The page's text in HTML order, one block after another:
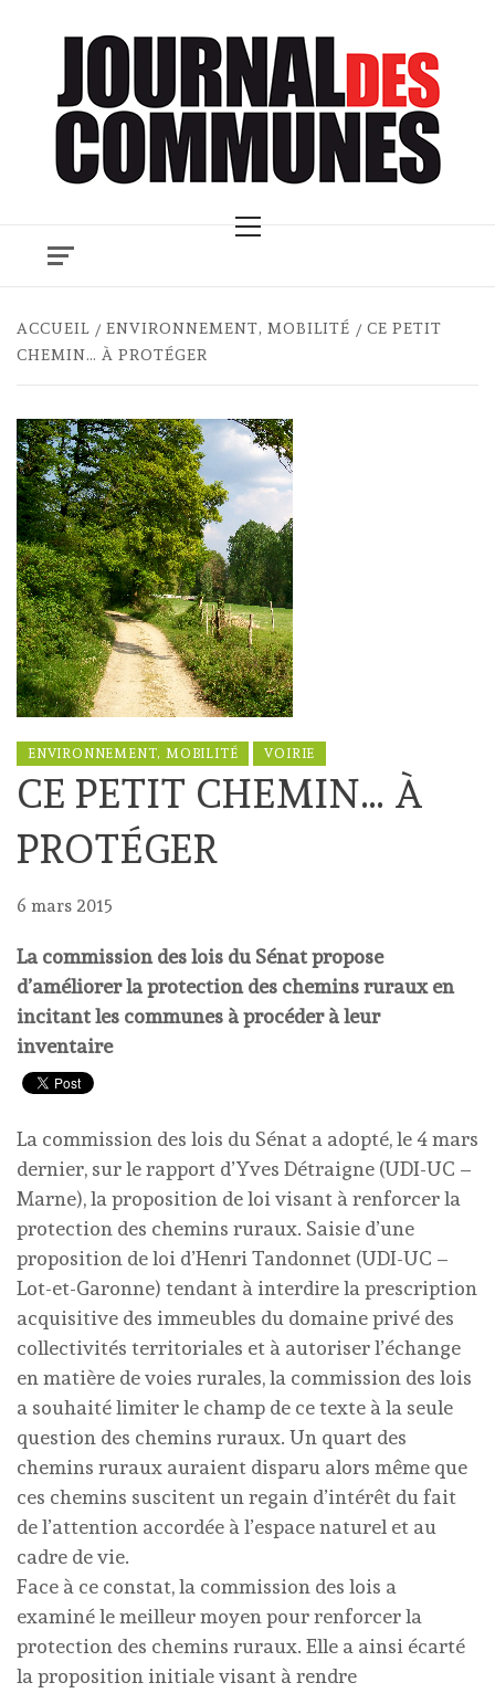
Menu
ACCUEIL ENVIRONNEMENT, MOBILITÉ
CE PETIT
CHEMIN… À PROTÉGER
ENVIRONNEMENT, MOBILITÉ VOIRIE
CE PETIT CHEMIN… À
PROTÉGER
6 mars 2015
La commission des lois du Sénat propose
d’améliorer la protection des chemins ruraux en
incitant les communes à procéder à leur
inventaire
La commission des lois du Sénat a adopté, le 4 mars
dernier, sur le rapport d’Yves Détraigne (UDI-UC –
Marne), la proposition de loi visant à renforcer la
protection des chemins ruraux. Saisie d’une
proposition de loi d’Henri Tandonnet (UDI-UC –
Lot-et-Garonne) tendant à interdire la prescription
acquisitive des immeubles du domaine privé des
collectivités territoriales et à autoriser l’échange
en matière de voies rurales, la commission des lois
a souhaité limiter le champ de ce texte à la seule
question des chemins ruraux. Un quart des
chemins ruraux auraient disparu alors même que
ces chemins suscitent un regain d’intérêt du fait
de l’attention accordée à l’espace naturel et au
cadre de vie.
Face à ce constat, la commission des lois a
examiné le meilleur moyen pour renforcer la
protection des chemins ruraux. Elle a ainsi écarté
la proposition initiale visant à rendre